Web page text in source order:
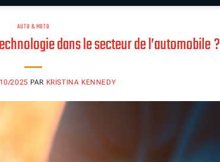
AUTO & MOTO
dans le secteur de l’automobile ?
2025 PAR KRISTINA KENNEDY